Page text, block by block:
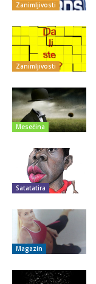
Zanimljivosti
Zanimljivosti
Mesečina
Satatatira
Magazin